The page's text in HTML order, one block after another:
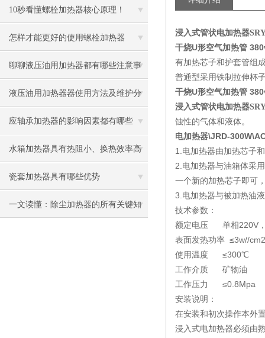
要
10秒看懂螺栓加热器核心原理！
怎样才能更好的使用螺栓加热器
聊聊液压油用加热器都有哪些注意事
项
液压油用加热器器使用方法及维护分
享给大家
应轴承加热器的影响因素都有哪些
呢？
水箱加热器具有热阻小、换热效率高
的优点
瓷套加热器具有哪些优势
一文读懂：除尘加热器的所有关键知
浸入式管状电加热器
干烧U形空气加热管
有加热芯子和护套管组
普通型采用铁制拉伸杯
干烧U形空气加热管
浸入式管状电加热器
蚀性的气体和液体。
电加热器\JRD-
1.电加热器由加热芯子
2.电加热器与油箱体采
一个新的加热芯子即可
3.电加热器与被加热油
技术参数：
额定电压 单相220V
表面发热功率 ≤3w//
使用温度 ≤300℃
工作介质 矿物油
工作压力 ≤0.8Mpa
安装说明：
在安装和初次操作本外
浸入式电加热器必须由